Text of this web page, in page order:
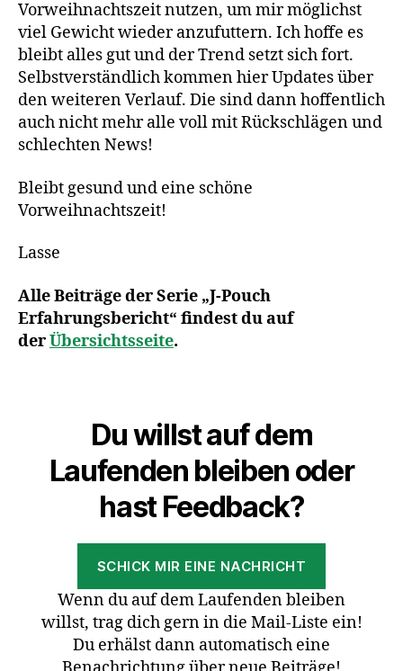
Vorweihnachtszeit nutzen, um mir möglichst
viel Gewicht wieder anzufuttern. Ich hoffe es
bleibt alles gut und der Trend setzt sich fort.
Selbstverständlich kommen hier Updates über
den weiteren Verlauf. Die sind dann hoffentlich
auch nicht mehr alle voll mit Rückschlägen und
schlechten News!
Bleibt gesund und eine schöne
Vorweihnachtszeit!
Lasse
Alle Beiträge der Serie „J-Pouch
Erfahrungsbericht“ findest du auf
derÜbersichtsseite.
Du willst auf dem
Laufenden bleiben oder
hast Feedback?
SCHICK MIR EINE NACHRICHT
Wenn du auf dem Laufenden bleiben
willst, trag dich gern in die Mail-Liste ein!
Du erhälst dann automatisch eine